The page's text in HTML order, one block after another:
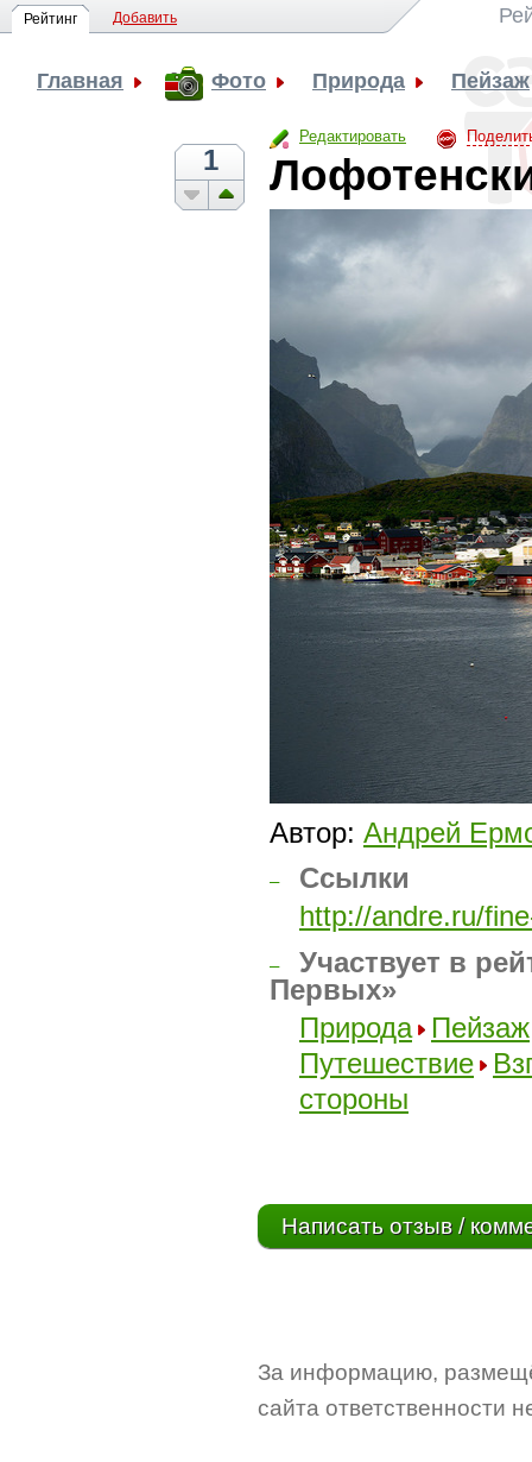
Рейтинг Добавить
Главная Фото Природа Пейзаж
Редактировать
1
Автор: Андрей
–
Ссылки
http://andre.ru/
–
Участвует в
Первых»
Природа
Пейзаж
Путешествие
стороны
Написать отзыв /
За информацию,
сайта ответственности